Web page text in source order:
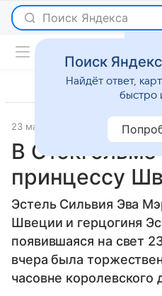
Поиск Яндекса
23 мая 2012 Светская жизнь
В
принцессу
Эстель Сильвия Эва
Швеции и герцогиня
появившаяся на свет
вчера была
часовне королевского
Поиск
Найдёт ответ,
быстро